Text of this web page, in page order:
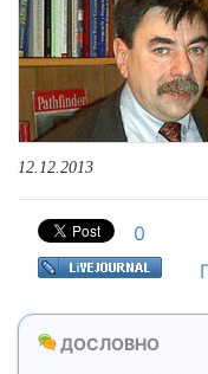
12.12.2013
0
ДОСЛОВНО